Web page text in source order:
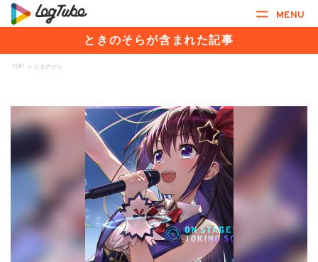
MENU
ときのそらが含まれた記事
TOP > ときのそら